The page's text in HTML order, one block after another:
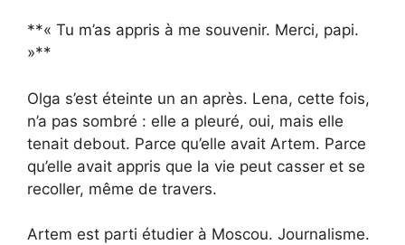
**« Tu m’as appris à me souvenir. Merci, papi.
»**
Olga s’est éteinte un an après. Lena, cette fois,
n’a pas sombré : elle a pleuré, oui, mais elle
tenait debout. Parce qu’elle avait Artem. Parce
qu’elle avait appris que la vie peut casser et se
recoller, même de travers.
Artem est parti étudier à Moscou. Journalisme.